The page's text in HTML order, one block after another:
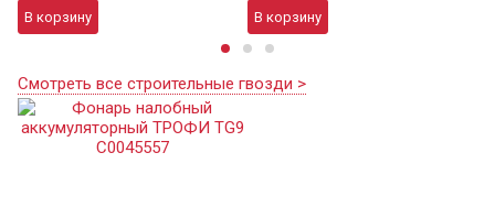
В корзину В корзину
Смотреть все строительные гвозди >